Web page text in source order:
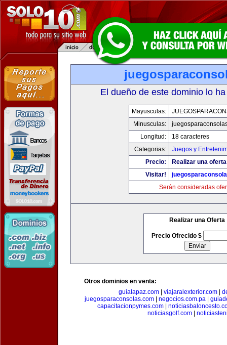
El dueño de este dominio lo
Mayusculas:
Minusculas:
Longitud:
18 caracteres
Categorias:
Juegos y
Precio:
Realizar una
Visitar!
Serán consideradas
Realizar una Oferta
Precio Ofrecido $
Otros dominios en venta:
guialapaz.com
viajaralexterior.com
juegosparaconsolas.com| negocios.com.pa|
capacitacionpymes.com|
noticiasgolf.com|